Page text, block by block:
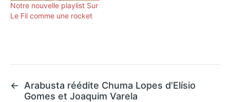
Notre nouvelle playlist Sur
Le Fil comme une rocket
←
Arabusta réédite Chuma Lopes d’Elísio
Gomes et Joaquim Varela